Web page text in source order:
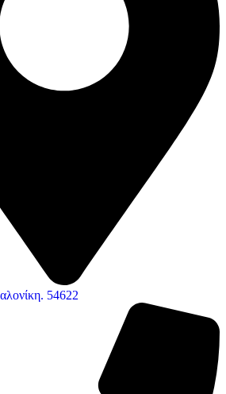
54622